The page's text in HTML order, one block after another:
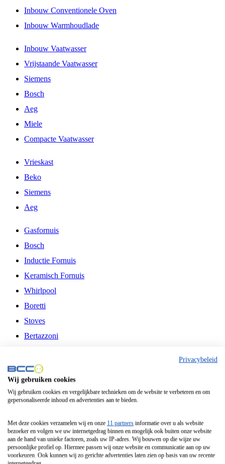
Inbouw Conventionele Oven
Inbouw Warmhoudlade
Inbouw Vaatwasser
Vrijstaande Vaatwasser
Siemens
Bosch
Aeg
Miele
Compacte Vaatwasser
Vrieskast
Beko
Siemens
Aeg
Gasfornuis
Bosch
Inductie Fornuis
Keramisch Fornuis
Whirlpool
Boretti
Stoves
Bertazzoni
Fitelli
Airfryer
Frituurpan
Contactgrill
Broodbakmachine
Broodrooster
Privacybeleid
Wij gebruiken cookies
Wij gebruiken cookies en vergelijkbare technieken om de website te verbeteren en om
gepersonaliseerde inhoud en advertenties aan te bieden.
Met deze cookies verzamelen wij en onze 11 partners informatie over u als website
bezoeker en volgen we uw internetgedrag binnen en mogelijk ook buiten onze website
aan de hand van unieke factoren, zoals uw IP-adres. Wij bouwen op die wijze uw
persoonlijke profiel op. Hiermee passen wij onze website en communicatie aan op uw
voorkeuren. Ook kunnen wij zo gerichte advertenties laten zien op basis van uw recente